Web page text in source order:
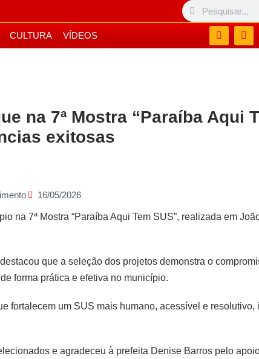
CULTURA VÍDEOS
na 7ª Mostra “Paraíba Aqui
exitosas
16/05/2026
na 7ª Mostra “Paraíba Aqui Tem SUS”, realizada em
que a seleção dos projetos demonstra o
forma prática e efetiva no município.
fortalecem um SUS mais humano, acessível e resolutivo,
e agradeceu à prefeita Denise Barros pelo